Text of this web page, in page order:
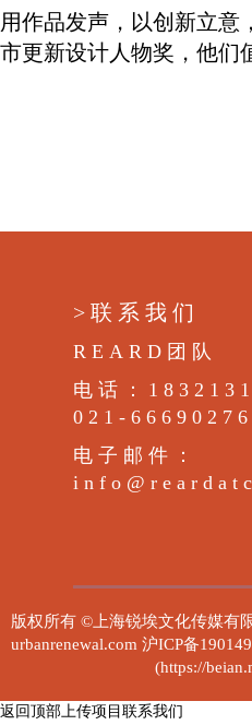
用作品发声，以创新立意
市更新设计人物奖，他们
>联系我们
REARD团队
电话：
021-66690276
电子邮件：
版权所有 ©上海锐埃文化传媒有
urbanrenewal.com 沪ICP备
(https://
返回顶部 上传项目 联系我们